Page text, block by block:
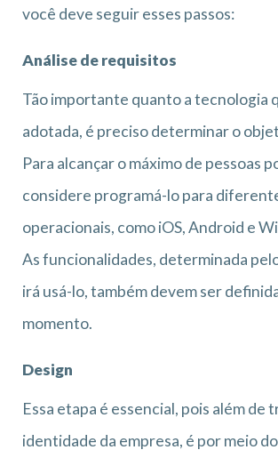
você deve seguir esses passos:
Análise de requisitos
Tão importante quanto a tecnologia
adotada, é preciso determinar o
Para alcançar o máximo de pessoas
considere programá-lo para
operacionais, como iOS, Android e
As funcionalidades, determinada
irá usá-lo, também devem ser
momento.
Design
Essa etapa é essencial, pois além de
identidade da empresa, é por meio